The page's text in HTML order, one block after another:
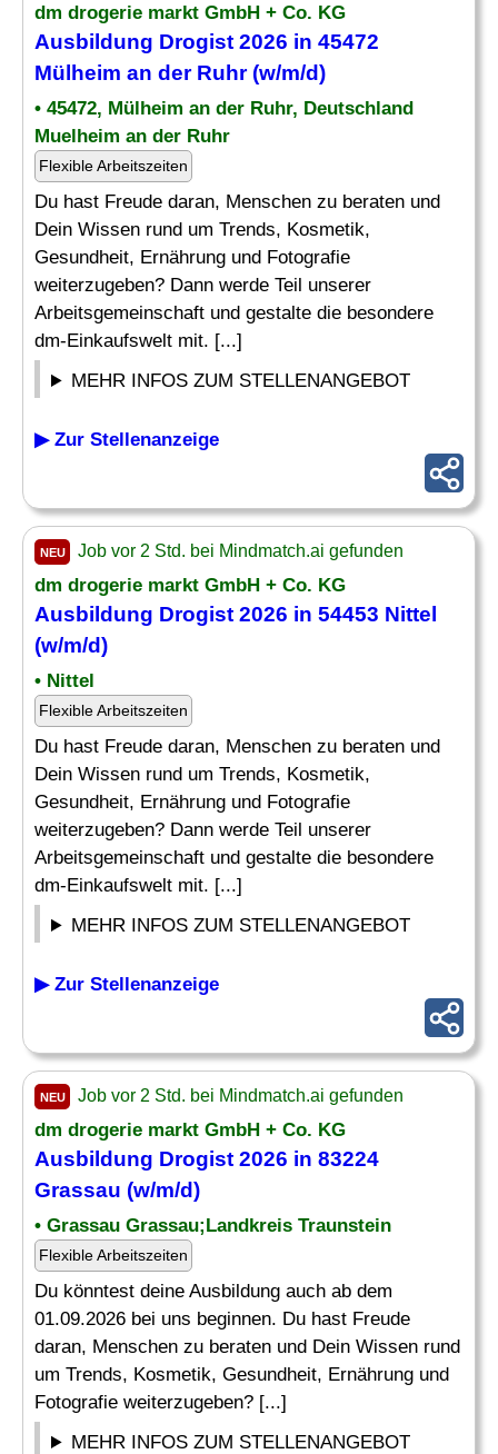
dm drogerie markt GmbH + Co. KG
Ausbildung Drogist 2026 in 45472
Mülheim an der Ruhr (w/m/d)
• 45472, Mülheim an der Ruhr, Deutschland
Muelheim an der Ruhr
Flexible Arbeitszeiten
Du hast Freude daran, Menschen zu beraten und
Dein Wissen rund um Trends, Kosmetik,
Gesundheit, Ernährung und Fotografie
weiterzugeben? Dann werde Teil unserer
Arbeitsgemeinschaft und gestalte die besondere
dm-Einkaufswelt mit. [...]
MEHR INFOS ZUM STELLENANGEBOT
▶ Zur Stellenanzeige
NEU Job vor 2 Std. bei Mindmatch.ai gefunden
dm drogerie markt GmbH + Co. KG
Ausbildung Drogist 2026 in 54453 Nittel
(w/m/d)
• Nittel
Flexible Arbeitszeiten
Du hast Freude daran, Menschen zu beraten und
Dein Wissen rund um Trends, Kosmetik,
Gesundheit, Ernährung und Fotografie
weiterzugeben? Dann werde Teil unserer
Arbeitsgemeinschaft und gestalte die besondere
dm-Einkaufswelt mit. [...]
MEHR INFOS ZUM STELLENANGEBOT
▶ Zur Stellenanzeige
NEU Job vor 2 Std. bei Mindmatch.ai gefunden
dm drogerie markt GmbH + Co. KG
Ausbildung Drogist 2026 in 83224
Grassau (w/m/d)
• Grassau Grassau;Landkreis Traunstein
Flexible Arbeitszeiten
Du könntest deine Ausbildung auch ab dem
01.09.2026 bei uns beginnen. Du hast Freude
daran, Menschen zu beraten und Dein Wissen rund
um Trends, Kosmetik, Gesundheit, Ernährung und
Fotografie weiterzugeben? [...]
MEHR INFOS ZUM STELLENANGEBOT